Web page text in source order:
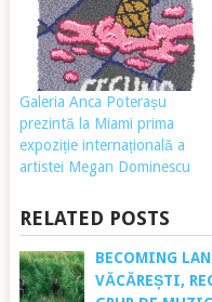
Galeria Anca Poterașu
prezintă la Miami prima
expoziție internațională a
artistei Megan Dominescu
RELATED POSTS
BECOMING
VĂCĂREȘTI,